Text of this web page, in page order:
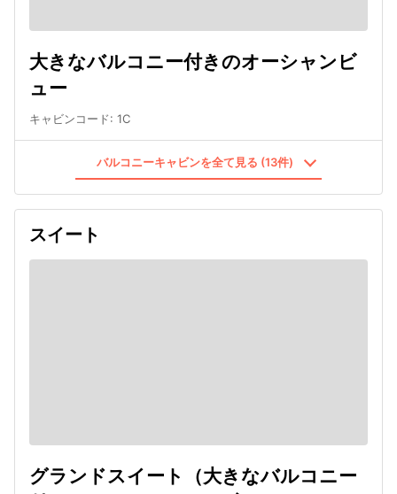
大きなバルコニー付きのオーシャンビ
ュー
キャビンコード: 1C
バルコニーキャビンを全て見る (13件)
スイート
グランドスイート（大きなバルコニー